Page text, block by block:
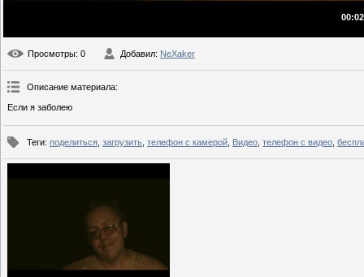
Просмотры: 0 Добавил: NeXaker
Описание материала:
Если я заболею
Теги: поделиться загрузить телефон с камерой Видео телефон с видео